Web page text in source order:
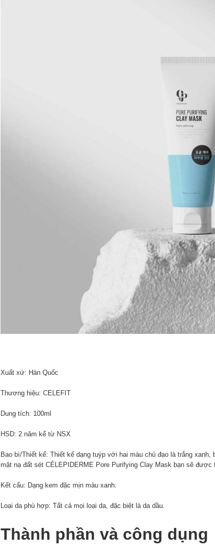
Xuất xứ: Hàn Quốc
Thương hiệu: CELEFIT
Dung tích: 100ml
HSD: 2 năm kể từ NSX
Bao bì/Thiết kế: Thiết kế dạng tuýp với hai màu chủ đạo là trắng
mặt nạ đất sét CÉLEPIDERME Pore Purifying Clay Mask bạn sẽ
Kết cấu: Dạng kem đặc mịn màu xanh.
Loại da phù hợp: Tất cả mọi loại da, đặc biệt là da dầu.
Thành phần và công dụng